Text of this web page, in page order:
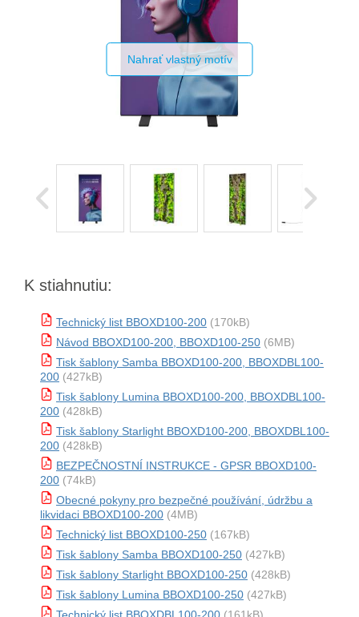
Nahrať vlastný motív
K stiahnutiu:
Technický list BBOXD100-200 (170kB)
Návod BBOXD100-200, BBOXD100-250 (6MB)
Tisk šablony Samba BBOXD100-200, BBOXDBL100-
200 (427kB)
Tisk šablony Lumina BBOXD100-200, BBOXDBL100-
200 (428kB)
Tisk šablony Starlight BBOXD100-200, BBOXDBL100-
200 (428kB)
BEZPEČNOSTNÍ INSTRUKCE - GPSR BBOXD100-
200 (74kB)
Obecné pokyny pro bezpečné používání, údržbu a
likvidaci BBOXD100-200 (4MB)
Technický list BBOXD100-250 (167kB)
Tisk šablony Samba BBOXD100-250 (427kB)
Tisk šablony Starlight BBOXD100-250 (428kB)
Tisk šablony Lumina BBOXD100-250 (427kB)